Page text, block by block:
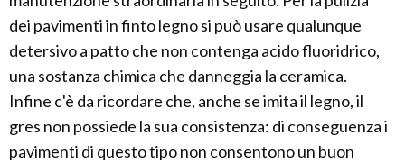
dei pavimenti in finto legno si può usare qualunque
detersivo a patto che non contenga acido fluoridrico,
una sostanza chimica che danneggia la ceramica.
Infine c'è da ricordare che, anche se imita il legno, il
gres non possiede la sua consistenza: di conseguenza i
pavimenti di questo tipo non consentono un buon